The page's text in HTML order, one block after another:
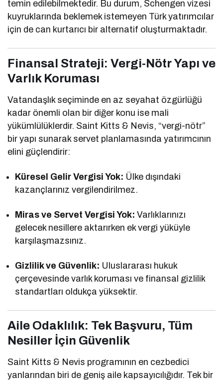
temin edilebilmektedir. Bu durum, Schengen vizesi
kuyruklarında beklemek istemeyen Türk yatırımcılar
için de can kurtarıcı bir alternatif oluşturmaktadır.
Finansal Strateji: Vergi-Nötr Yapı ve
Varlık Koruması
Vatandaşlık seçiminde en az seyahat özgürlüğü
kadar önemli olan bir diğer konu ise mali
yükümlülüklerdir. Saint Kitts & Nevis, “vergi-nötr”
bir yapı sunarak servet planlamasında yatırımcının
elini güçlendirir:
Küresel Gelir Vergisi Yok: Ülke dışındaki
kazançlarınız vergilendirilmez.
Miras ve Servet Vergisi Yok: Varlıklarınızı
gelecek nesillere aktarırken ek vergi yüküyle
karşılaşmazsınız.
Gizlilik ve Güvenlik: Uluslararası hukuk
çerçevesinde varlık koruması ve finansal gizlilik
standartları oldukça yüksektir.
Aile Odaklılık: Tek Başvuru, Tüm
Nesiller İçin Güvenlik
Saint Kitts & Nevis programının en cezbedici
yanlarından biri de geniş aile kapsayıcılığıdır. Tek bir